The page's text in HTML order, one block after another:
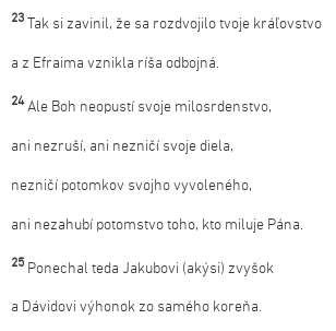
23 Tak si zavinil, že sa rozdvojilo tvoje kráľovstvo
a z Efraima vznikla ríša odbojná.
24Ale Boh neopustí svoje milosrdenstvo,
ani nezruší, ani nezničí svoje diela,
nezničí potomkov svojho vyvoleného,
ani nezahubí potomstvo toho, kto miluje Pána.
25 Ponechal teda Jakubovi (akýsi) zvyšok
a Dávidovi výhonok zo samého koreňa.